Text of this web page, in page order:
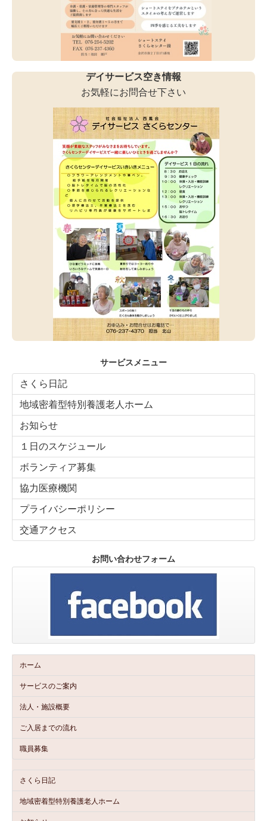
デイサービス空き情報
お気軽にお問合せ下さい
サービスメニュー
さくら日記
地域密着型特別養護老人ホーム
お知らせ
１日のスケジュール
ボランティア募集
協力医療機関
プライバシーポリシー
交通アクセス
お問い合わせフォーム
ホーム
サービスのご案内
法人・施設概要
ご入居までの流れ
職員募集
さくら日記
地域密着型特別養護老人ホーム